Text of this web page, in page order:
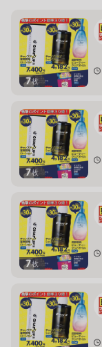
7枚
7枚
7枚